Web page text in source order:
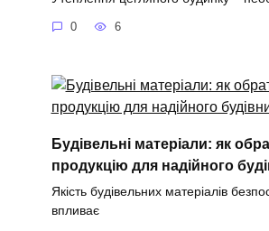
0 6
Будівельні матеріали: як
продукцію для надійного
Якість будівельних матеріалів
впливає